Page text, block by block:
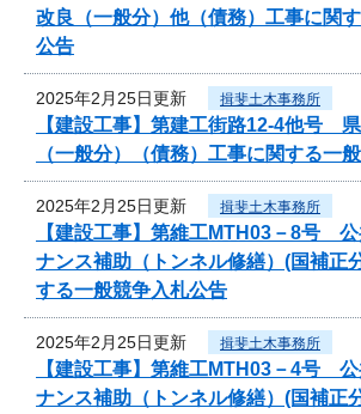
改良（一般分）他（債務）工事に関
公告
2025年2月25日更新 揖斐土木事務所
【建設工事】第建工街路12-4他号
（一般分）（債務）工事に関する一
2025年2月25日更新 揖斐土木事務所
【建設工事】第維工MTH03－8号
ナンス補助（トンネル修繕）(国補正
する一般競争入札公告
2025年2月25日更新 揖斐土木事務所
【建設工事】第維工MTH03－4号
ナンス補助（トンネル修繕）(国補正